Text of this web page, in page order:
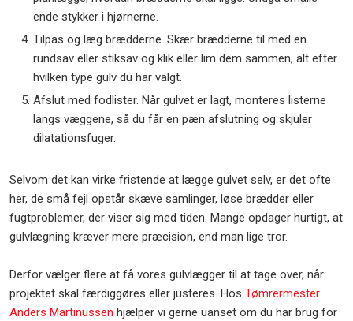
ende stykker i hjørnerne.
​Tilpas og læg brædderne. Skær brædderne til med en
rundsav eller stiksav og klik eller lim dem sammen, alt efter
hvilken type gulv du har valgt.
​Afslut med fodlister. Når gulvet er lagt, monteres listerne
langs væggene, så du får en pæn afslutning og skjuler
dilatationsfuger.
Selvom det kan virke fristende at lægge gulvet selv, er det ofte
her, de små fejl opstår skæve samlinger, løse brædder eller
fugtproblemer, der viser sig med tiden. Mange opdager hurtigt, at
gulvlægning kræver mere præcision, end man lige tror.
Derfor vælger flere at få vores gulvlægger til at tage over, når
projektet skal færdiggøres eller justeres. Hos Tømrermester
Anders Martinussen hjælper vi gerne uanset om du har brug for